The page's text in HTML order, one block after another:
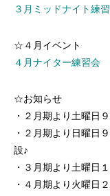
３月ミッドナイト練
☆４月イベント
４月ナイター練習会
☆お知らせ
・２月期より土曜日
・２月期より日曜日
設♪
・３月期より土曜日
・４月期より火曜日